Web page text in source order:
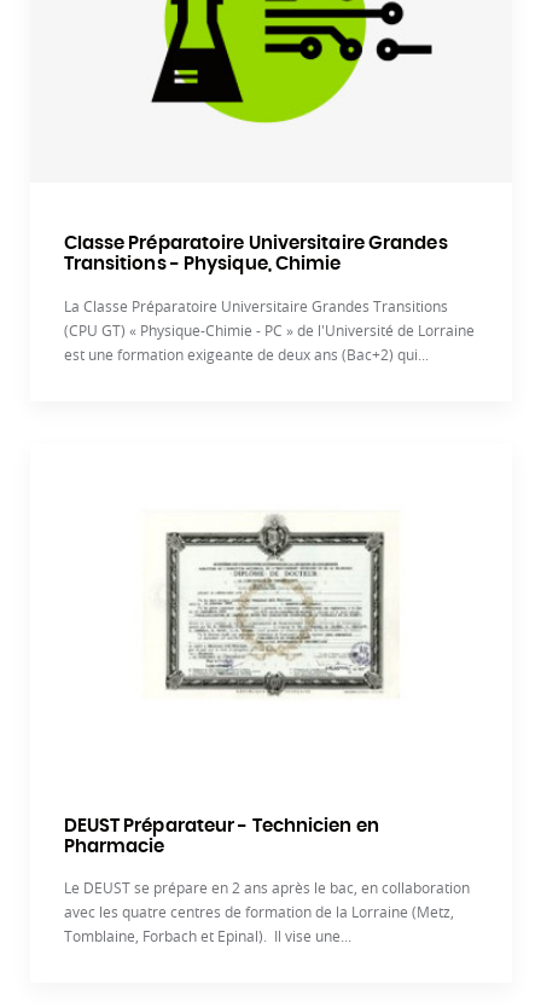
Classe Préparatoire Universitaire Grandes
Transitions - Physique, Chimie
La Classe Préparatoire Universitaire Grandes Transitions
(CPU GT) « Physique-Chimie - PC » de l'Université de Lorraine
est une formation exigeante de deux ans (Bac+2) qui...
DEUST Préparateur - Technicien en
Pharmacie
Le DEUST se prépare en 2 ans après le bac, en collaboration
avec les quatre centres de formation de la Lorraine (Metz,
Tomblaine, Forbach et Epinal). Il vise une...